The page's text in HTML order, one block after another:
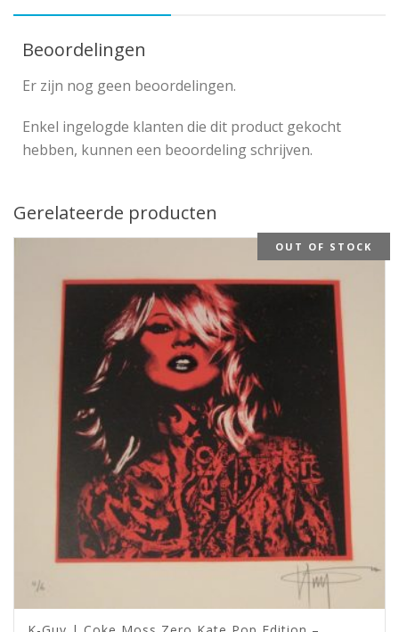
Beoordelingen
Er zijn nog geen beoordelingen.
Enkel ingelogde klanten die dit product gekocht
hebben, kunnen een beoordeling schrijven.
Gerelateerde producten
OUT OF STOCK